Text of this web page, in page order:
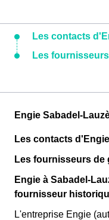
Les contacts
Les
Engie Sabadel-
Les contacts
Les fournisseurs de
Engie à Sabadel-
fournisseur
L'entreprise Engie